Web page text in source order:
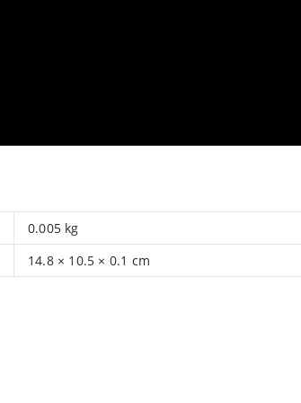
0.005 kg
14.8 × 10.5 × 0.1 cm